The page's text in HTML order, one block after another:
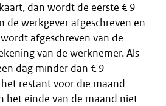
dan wordt de eerste € 9
de werkgever afgeschreven en
afgeschreven van de
van de werknemer. Als
dag minder dan € 9
restant voor die maand
het einde van de maand niet